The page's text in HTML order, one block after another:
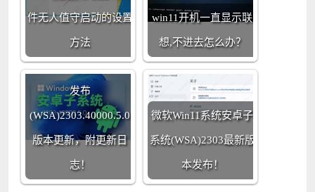
件无人值守启动的设置
方法
win11开机一直显示联
想,不进去怎么办？
Win11系统安卓子系统
发布
(WSA)2303.40000.5.0
版本更新，附更新日
志！
微软Win11系统安卓子
系统(WSA)2303最新版
本发布！